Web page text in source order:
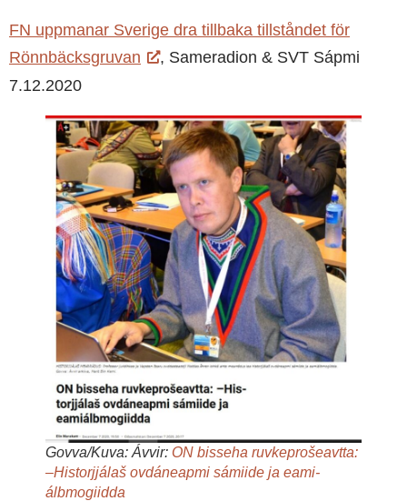
FN uppmanar Sverige dra tillbaka tillståndet för
Rönnbäcksgruvan
, Sameradion & SVT Sápmi
7.12.2020
Govva/Kuva: Ávvir: ON bisseha ruvkeprošeavtta:
–Historjjálaš ovdáneapmi sámiide ja eami­
álbmogiidda